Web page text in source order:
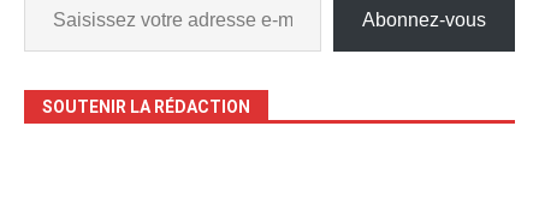
Abonnez-vous
SOUTENIR LA RÉDACTION